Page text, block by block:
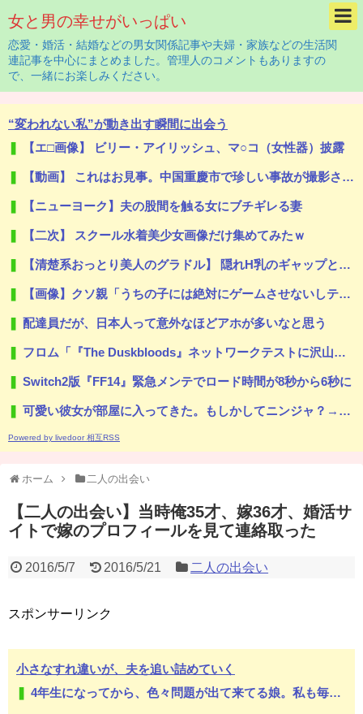
女と男の幸せがいっぱい
恋愛・婚活・結婚などの男女関係記事や夫婦・家族などの生活関
連記事を中心にまとめました。管理人のコメントもありますの
で、一緒にお楽しみください。
“変われない私”が動き出す瞬間に出会う
【エ□画像】 ビリー・アイリッシュ、マ○コ（女性器）披露
【動画】 これはお見事。中国重慶市で珍しい事故が撮影される。
【ニューヨーク】夫の股間を触る女にブチギレる妻
【二次】 スクール水着美少女画像だけ集めてみたｗ
【清楚系おっとり美人のグラドル】 隠れH乳のギャップと電マオナ●ーを堪能する
【画像】クソ親「うちの子には絶対にゲームさせないしテレビも見させない！！！！！」
配達員だが、日本人って意外なほどアホが多いなと思う
フロム「『The Duskbloods』ネットワークテストに沢山のご応募をいただき誠にありがとうございました｡」
Switch2版『FF14』緊急メンテでロード時間が8秒から6秒に
可愛い彼女が部屋に入ってきた。もしかしてニンジャ？→スタイリッシュな動きはこちらです…
Powered by livedoor 相互RSS
ホーム 二人の出会い
【二人の出会い】当時俺35才、嫁36才、婚活サ
イトで嫁のプロフィールを見て連絡取った
2016/5/7 2016/5/21 二人の出会い
スポンサーリンク
小さなすれ違いが、夫を追い詰めていく
4年生になってから、色々問題が出て来てる娘。私も毎日怒鳴り続けるのに疲れて体調崩し...